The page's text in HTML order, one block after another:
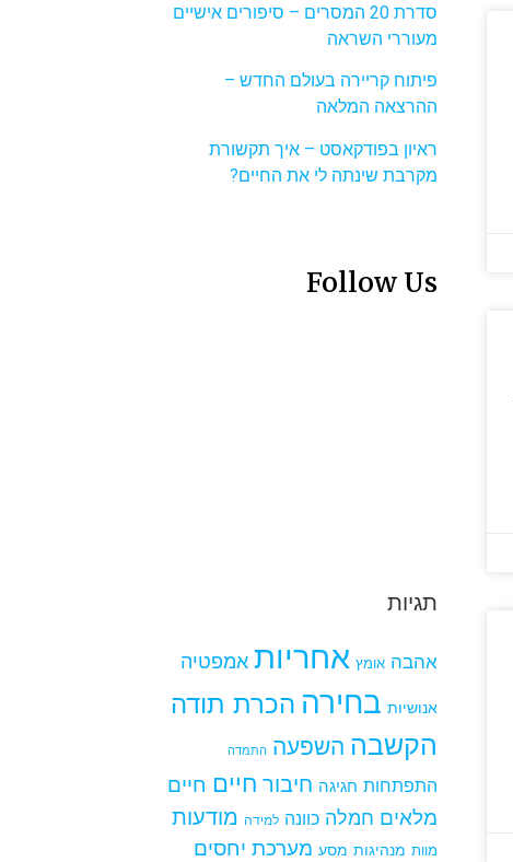
סדרת 20 המסרים – סיפורים אישיים
מעוררי השראה
פיתוח קריירה בעולם החדש –
ההרצאה המלאה
ראיון בפודקאסט – איך תקשורת
מקרבת שינתה לי את החיים?
Follow Us
תגיות
אהבה אומץ אחריות אמפטיה
אנושיות בחירה הכרת תודה
הקשבה השפעה התמדה
התפתחות חגיגה חיבור חיים חיים
מלאים חמלה כוונה למידה מודעות
מוות מנהיגות מסע מערכת יחסים